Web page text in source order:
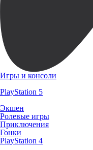
Игры и консоли
PlayStation 5
Экшен
Ролевые игры
Приключения
Гонки
PlayStation 4